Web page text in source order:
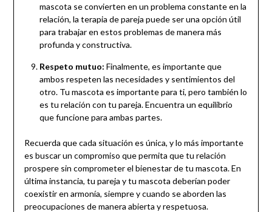
mascota se convierten en un problema constante en la
relación, la terapia de pareja puede ser una opción útil
para trabajar en estos problemas de manera más
profunda y constructiva.
Respeto mutuo: Finalmente, es importante que
ambos respeten las necesidades y sentimientos del
otro. Tu mascota es importante para ti, pero también lo
es tu relación con tu pareja. Encuentra un equilibrio
que funcione para ambas partes.
Recuerda que cada situación es única, y lo más importante
es buscar un compromiso que permita que tu relación
prospere sin comprometer el bienestar de tu mascota. En
última instancia, tu pareja y tu mascota deberían poder
coexistir en armonía, siempre y cuando se aborden las
preocupaciones de manera abierta y respetuosa.